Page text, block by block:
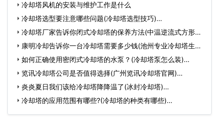
冷却塔风机的安装与维护工作是什么
冷却塔选型要注意哪些问题(冷却塔选型技巧)…
冷却塔厂家告诉你闭式冷却塔的保养方法(中温逆流式方形冷
却…康明冷却告诉你一台冷却塔需要多少钱(池州专业冷却塔生产
厂…如何正确使用密闭式冷却塔的水泵？(冷却塔泵怎么装)…
览讯冷却塔公司是否值得选择(广州览讯冷却塔官网)…
炎炎夏日我们该给冷却塔降降温了(冰封冷却塔)…
冷却塔的应用范围有哪些?(冷却塔的种类有哪些)…